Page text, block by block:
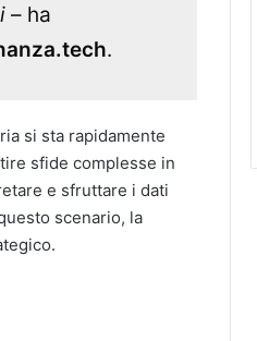
– ha
.
si sta rapidamente
sfide complesse in
e sfruttare i dati
scenario, la